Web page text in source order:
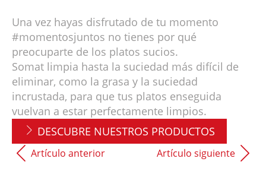
Una vez hayas disfrutado de tu momento
#momentosjuntos no tienes por qué
preocuparte de los platos sucios.
Somat limpia hasta la suciedad más difícil de
eliminar, como la grasa y la suciedad
incrustada, para que tus platos enseguida
vuelvan a estar perfectamente limpios.
DESCUBRE NUESTROS PRODUCTOS
Artículo anterior Artículo siguiente